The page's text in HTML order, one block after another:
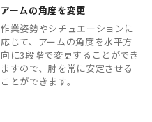
アームの角度を変更
作業姿勢やシチュエーションに
応じて、アームの角度を水平方
向に3段階で変更することができ
ますので、肘を常に安定させる
ことができます。